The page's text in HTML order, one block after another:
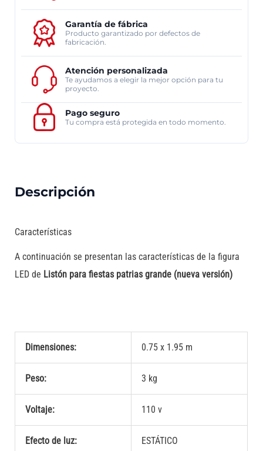
Garantía de fábrica
Producto garantizado por defectos de
fabricación.
Atención personalizada
Te ayudamos a elegir la mejor opción para tu
proyecto.
Pago seguro
Tu compra está protegida en todo momento.
Descripción
Características
A continuación se presentan las características de la figura
LED de Listón para fiestas patrias grande (nueva versión)
Dimensiones: 0.75 x 1.95 m
Peso: 3 kg
Voltaje: 110 v
Efecto de luz: ESTÁTICO